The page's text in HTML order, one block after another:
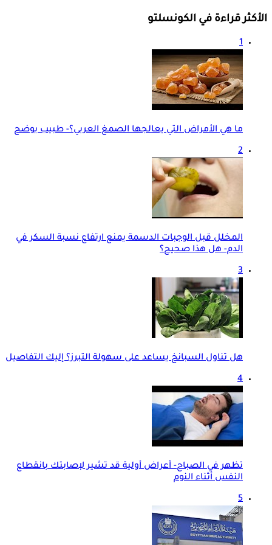
الأكثر قراءة في الكونسلتو
1
ما هي الأمراض التي يعالجها الصمغ العربي؟- طبيب يوضح
2
المخلل قبل الوجبات الدسمة يمنع ارتفاع نسبة السكر في
الدم- هل هذا صحيح؟
3
هل تناول السبانخ يساعد على سهولة التبرز؟ إليك التفاصيل
4
تظهر في الصباح- أعراض أولية قد تشير لإصابتك بانقطاع
النفس أثناء النوم
5